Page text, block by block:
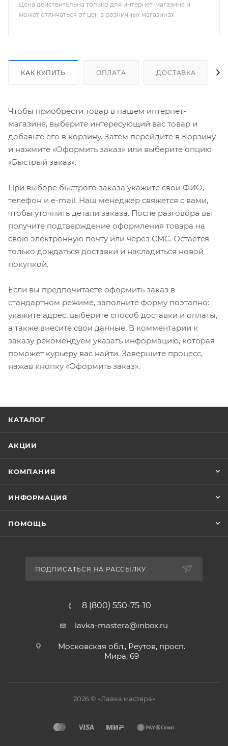
Цена действительна только для интернет-магазина и
может отличаться от цен в розничных магазинах
КАК КУПИТЬ ОПЛАТА ДОСТАВКА
Чтобы приобрести товар в нашем интернет-
магазине, выберите интересующий вас товар и
добавьте его в корзину. Затем перейдите в Корзину
и нажмите «Оформить заказ» или выберите опцию
«Быстрый заказ».
При выборе быстрого заказа укажите свои ФИО,
телефон и e-mail. Наш менеджер свяжется с вами,
чтобы уточнить детали заказа. После разговора вы
получите подтверждение оформления товара на
свою электронную почту или через СМС. Остается
только дождаться доставки и насладиться новой
покупкой.
Если вы предпочитаете оформить заказ в
стандартном режиме, заполните форму поэтапно:
укажите адрес, выберите способ доставки и оплаты,
а также внесите свои данные. В комментарии к
заказу рекомендуем указать информацию, которая
поможет курьеру вас найти. Завершите процесс,
нажав кнопку «Оформить заказ».
КАТАЛОГ
АКЦИИ
КОМПАНИЯ
ИНФОРМАЦИЯ
ПОМОЩЬ
ПОДПИСАТЬСЯ НА РАССЫЛКУ
8 (800) 550-75-10
lavka-mastera@inbox.ru
Московская обл., Реутов, просп.
Мира, 69
2026 © «Лавка мастера»